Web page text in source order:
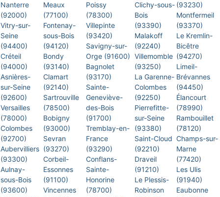
Nanterre
(92000)
Vitry-sur-
Seine
(94400)
Créteil
(94000)
Asnières-
sur-Seine
(92600)
Versailles
(78000)
Colombes
(92700)
Aubervilliers
(93300)
Aulnay-
sous-Bois
(93600)
Meaux
(77100)
Fontenay-
sous-Bois
(94120)
Bondy
(93140)
Clamart
(92140)
Sartrouville
(78500)
Bobigny
(93000)
Sevran
(93270)
Corbeil-
Essonnes
(91100)
Vincennes
Poissy
(78300)
Villepinte
(93420)
Savigny-sur-
Orge (91600)
Bagnolet
(93170)
Sainte-
Geneviève-
des-Bois
(91700)
Tremblay-en-
France
(93290)
Conflans-
Sainte-
Honorine
(78700)
Clichy-sous-
Bois
(93390)
Malakoff
(92240)
Villemomble
(93250)
La Garenne-
Colombes
(92250)
Pierrefitte-
sur-Seine
(93380)
Saint-Cloud
(92210)
Draveil
(91210)
Le Plessis-
Robinson
(93230)
Montfermeil
(93370)
Le Kremlin-
Bicêtre
(94270)
Limeil-
Brévannes
(94450)
Élancourt
(78990)
Rambouillet
(78120)
Champs-sur-
Marne
(77420)
Les Ulis
(91940)
Eaubonne